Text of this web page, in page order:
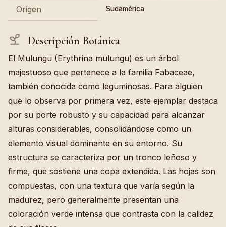
Origen Sudamérica
Descripción Botánica
El Mulungu (Erythrina mulungu) es un árbol
majestuoso que pertenece a la familia Fabaceae,
también conocida como leguminosas. Para alguien
que lo observa por primera vez, este ejemplar destaca
por su porte robusto y su capacidad para alcanzar
alturas considerables, consolidándose como un
elemento visual dominante en su entorno. Su
estructura se caracteriza por un tronco leñoso y
firme, que sostiene una copa extendida. Las hojas son
compuestas, con una textura que varía según la
madurez, pero generalmente presentan una
coloración verde intensa que contrasta con la calidez